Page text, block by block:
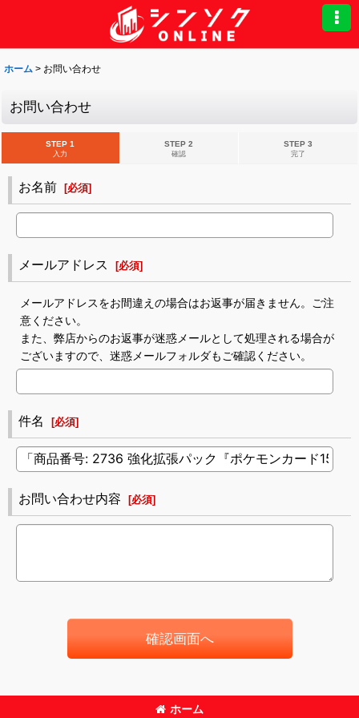
ホーム > お問い合わせ
お問い合わせ
STEP 1
入力
STEP 2
確認
STEP 3
完了
お名前 [必須]
メールアドレス [必須]
メールアドレスをお間違えの場合はお返事が届きません。ご注
意ください。
また、弊店からのお返事が迷惑メールとして処理される場合が
ございますので、迷惑メールフォルダもご確認ください。
件名 [必須]
お問い合わせ内容 [必須]
確認画面へ
ホーム